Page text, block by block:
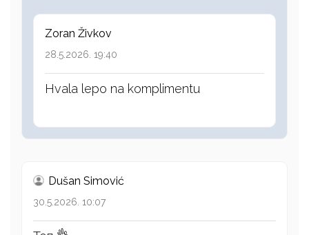
Zoran Živkov
28.5.2026. 19:40
Hvala lepo na komplimentu
Dušan Simović
30.5.2026. 10:07